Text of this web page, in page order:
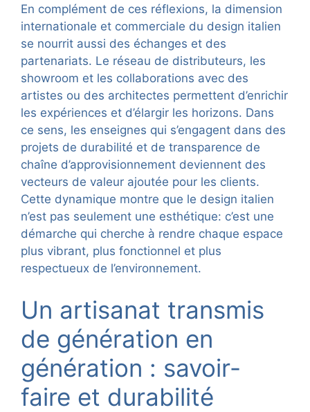
En complément de ces réflexions, la dimension
internationale et commerciale du design italien
se nourrit aussi des échanges et des
partenariats. Le réseau de distributeurs, les
showroom et les collaborations avec des
artistes ou des architectes permettent d’enrichir
les expériences et d’élargir les horizons. Dans
ce sens, les enseignes qui s’engagent dans des
projets de durabilité et de transparence de
chaîne d’approvisionnement deviennent des
vecteurs de valeur ajoutée pour les clients.
Cette dynamique montre que le design italien
n’est pas seulement une esthétique: c’est une
démarche qui cherche à rendre chaque espace
plus vibrant, plus fonctionnel et plus
respectueux de l’environnement.
Un artisanat transmis
de génération en
génération : savoir-
faire et durabilité